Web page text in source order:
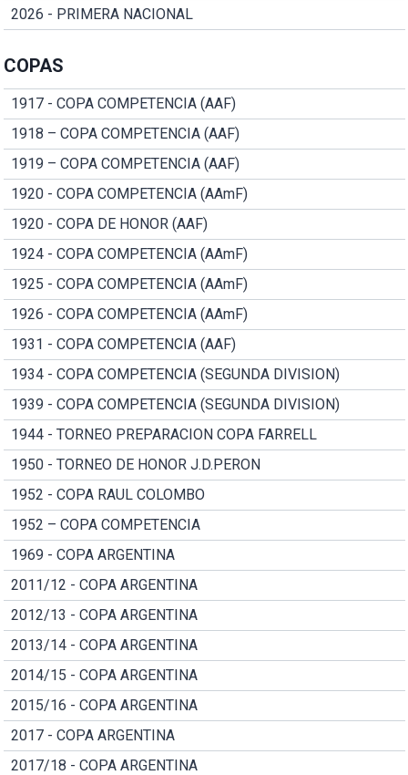
2026 - PRIMERA NACIONAL
COPAS
1917 - COPA COMPETENCIA (AAF)
1918 – COPA COMPETENCIA (AAF)
1919 – COPA COMPETENCIA (AAF)
1920 - COPA COMPETENCIA (AAmF)
1920 - COPA DE HONOR (AAF)
1924 - COPA COMPETENCIA (AAmF)
1925 - COPA COMPETENCIA (AAmF)
1926 - COPA COMPETENCIA (AAmF)
1931 - COPA COMPETENCIA (AAF)
1934 - COPA COMPETENCIA (SEGUNDA DIVISION)
1939 - COPA COMPETENCIA (SEGUNDA DIVISION)
1944 - TORNEO PREPARACION COPA FARRELL
1950 - TORNEO DE HONOR J.D.PERON
1952 - COPA RAUL COLOMBO
1952 – COPA COMPETENCIA
1969 - COPA ARGENTINA
2011/12 - COPA ARGENTINA
2012/13 - COPA ARGENTINA
2013/14 - COPA ARGENTINA
2014/15 - COPA ARGENTINA
2015/16 - COPA ARGENTINA
2017 - COPA ARGENTINA
2017/18 - COPA ARGENTINA